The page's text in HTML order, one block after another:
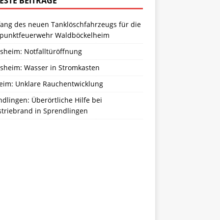
des neuen Tanklöschfahrzeugs für die
Waldböckelheim
Notfalltüröffnung
Wasser in Stromkasten
Unklare Rauchentwicklung
Überörtliche Hilfe bei
in Sprendlingen